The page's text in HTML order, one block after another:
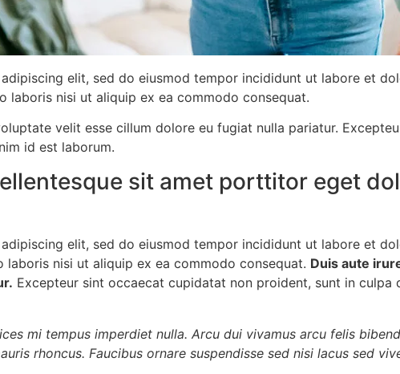
elit, sed do eiusmod tempor incididunt ut labore et
laboris nisi ut aliquip ex ea commodo consequat.
velit esse cillum dolore eu fugiat nulla pariatur.
id est laborum.
sit amet porttitor eget
elit, sed do eiusmod tempor incididunt ut labore et
nisi ut aliquip ex ea commodo consequat. Duis aute
Excepteur sint occaecat cupidatat non proident, sunt in
mi tempus imperdiet nulla. Arcu dui vivamus arcu felis
rhoncus. Faucibus ornare suspendisse sed nisi lacus sed